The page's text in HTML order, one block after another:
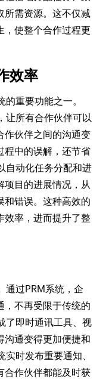
所需资源。这不仅减
，使整个合作过程更
效率
的重要功能之一。
让所有合作伙伴可以
作伙伴之间的沟通变
程中的误解，还节省
自动化任务分配和进
项目的进展情况，从
和错误。这种高效的
效率，进而提升了整
通过PRM系统，企
，不再受限于传统的
了即时通讯工具、视
沟通变得更加便捷和
时发布重要通知、
合作伙伴都能及时获